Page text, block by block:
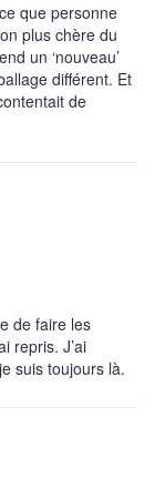
que personne
plus chère du
un ‘nouveau’
différent. Et
de
de faire les
repris. J’ai
suis toujours là.